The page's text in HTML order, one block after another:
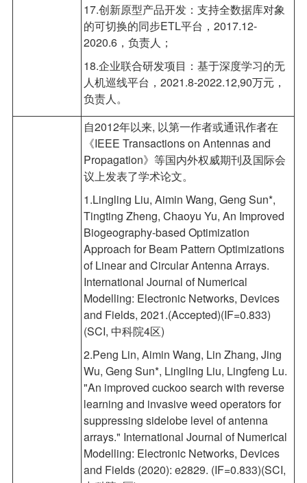
17.创新原型产品开发：支持全数据库对象
的可切换的同步ETL平台，2017.12-
2020.6，负责人；
18.企业联合研发项目：基于深度学习的无
人机巡线平台，2021.8-2022.12,90万元，
负责人。
自2012年以来, 以第一作者或通讯作者在
《IEEE Transactions on Antennas and
Propagation》等国内外权威期刊及国际会
议上发表了学术论文。
1.Lingling Liu, Aimin Wang, Geng Sun*,
Tingting Zheng, Chaoyu Yu, An Improved
Biogeography-based Optimization
Approach for Beam Pattern Optimizations
of Linear and Circular Antenna Arrays.
International Journal of Numerical
Modelling: Electronic Networks, Devices
and Fields, 2021.(Accepted)(IF=0.833)
(SCI, 中科院4区)
2.Peng Lin, Aimin Wang, Lin Zhang, Jing
Wu, Geng Sun*, Lingling Liu, Lingfeng Lu.
"An improved cuckoo search with reverse
learning and invasive weed operators for
suppressing sidelobe level of antenna
arrays." International Journal of Numerical
Modelling: Electronic Networks, Devices
and Fields (2020): e2829. (IF=0.833)(SCI,